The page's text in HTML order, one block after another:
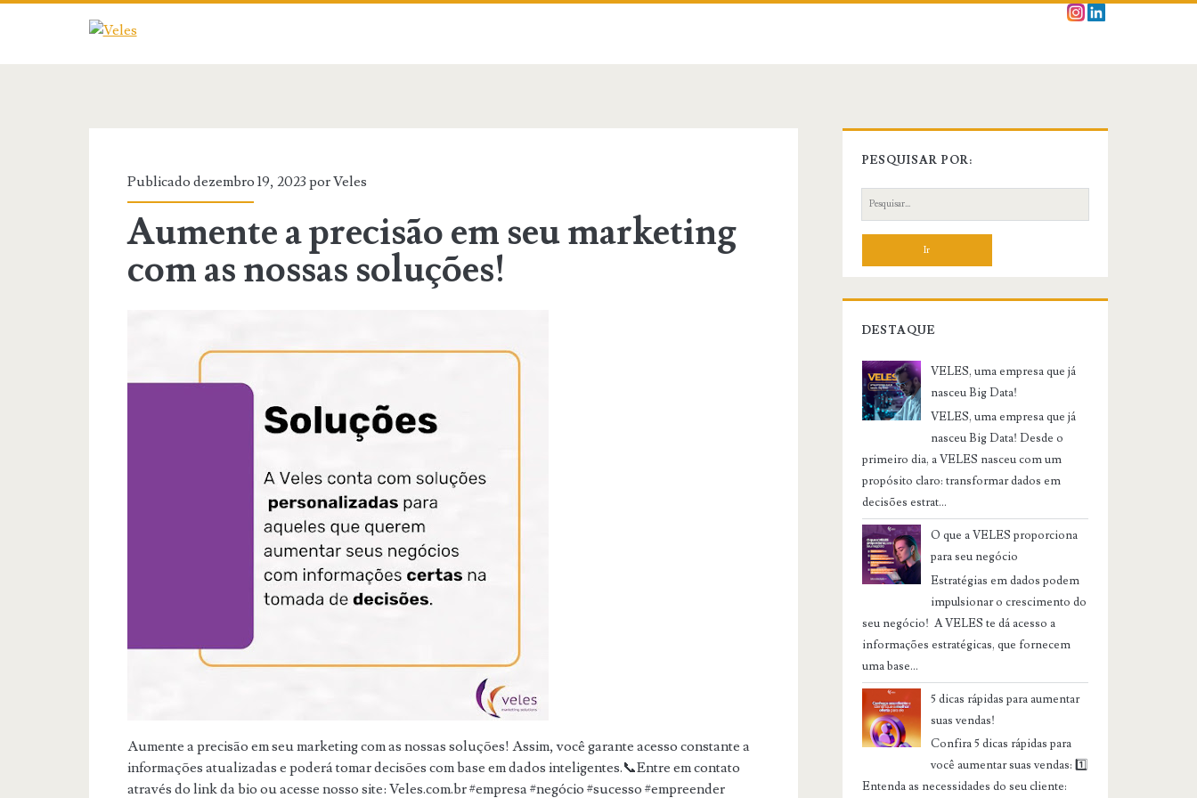
Publicado dezembro 19, 2023 porVeles
Aumente a precisão em seu marketing
com as nossas soluções!
Aumente a precisão em seu marketing com as nossas soluções! Assim, você garante acesso constante a
informações atualizadas e poderá tomar decisões com base em dados inteligentes.📞Entre em contato
através do link da bio ou acesse nosso site: Veles.com.br #empresa #negócio #sucesso #empreender
PESQUISAR POR:
e
q
i
s
r
:
DESTAQUE
VELES, uma empresa que já
nasceu Big Data!
VELES, uma empresa que já
nasceu Big Data! Desde o
primeiro dia, a VELES nasceu com um
propósito claro: transformar dados em
decisões estrat...
O que a VELES proporciona
para seu negócio
Estratégias em dados podem
impulsionar o crescimento do
seu negócio! A VELES te dá acesso a
informações estratégicas, que fornecem
uma base...
5 dicas rápidas para aumentar
suas vendas!
Confira 5 dicas rápidas para
você aumentar suas vendas: 1️⃣
Entenda as necessidades do seu cliente: